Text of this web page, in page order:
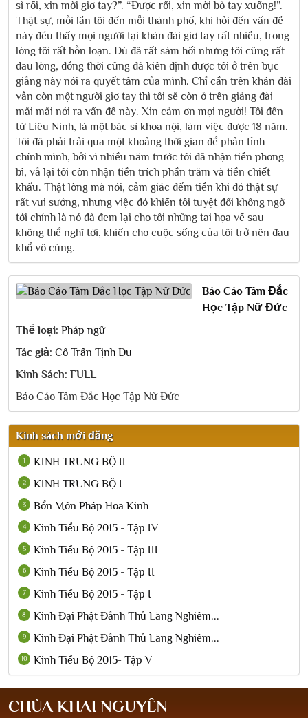
sĩ rồi, xin mời giơ tay?”. “Được rồi, xin mời bỏ tay xuống!”.
Thật sự, mỗi lần tôi đến mỗi thành phố, khi hỏi đến vấn đề
này đều thấy mọi người tại khán đài giơ tay rất nhiều, trong
lòng tôi rất hỗn loạn. Dù đã rất sám hối nhưng tôi cũng rất
đau lòng, đồng thời cũng đã kiên định được tôi ở trên bục
giảng này nói ra quyết tâm của mình. Chỉ cần trên khán đài
vẫn còn một người giơ tay thì tôi sẽ còn ở trên giảng đài
mãi mãi nói ra vấn đề này. Xin cảm ơn mọi người! Tôi đến
từ Liêu Ninh, là một bác sĩ khoa nội, làm việc được 18 năm.
Tôi đã phải trải qua một khoảng thời gian để phản tỉnh
chính mình, bởi vì nhiều năm trước tôi đã nhận tiền phong
bì, vả lại tôi còn nhận tiền trích phần trăm và tiền chiết
khấu. Thật lòng mà nói, cảm giác đếm tiền khi đó thật sự
rất vui sướng, nhưng việc đó khiến tôi tuyệt đối không ngờ
tới chính là nó đã đem lại cho tôi những tai họa về sau
không thể nghĩ tới, khiến cho cuộc sống của tôi trở nên đau
khổ vô cùng.
Báo Cáo Tâm Đắc
Học Tập Nữ Đức
Thể loại: Pháp ngữ
Tác giả: Cô Trần Tịnh Du
Kinh Sách: FULL
Báo Cáo Tâm Đắc Học Tập Nữ Đức
Kinh sách mới đăng
1 KINH TRUNG BỘ II
2 KINH TRUNG BỘ I
3 Bổn Môn Pháp Hoa Kinh
4 Kinh Tiểu Bộ 2015 - Tập IV
5 Kinh Tiểu Bộ 2015 - Tập III
6 Kinh Tiểu Bộ 2015 - Tập II
7 Kinh Tiểu Bộ 2015 - Tập I
8 Kinh Đại Phật Đảnh Thủ Lăng Nghiêm...
9 Kinh Đại Phật Đảnh Thủ Lăng Nghiêm...
10 Kinh Tiểu Bộ 2015- Tập V
CHÙA KHAI NGUYÊN